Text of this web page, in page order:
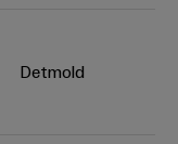
Detmold